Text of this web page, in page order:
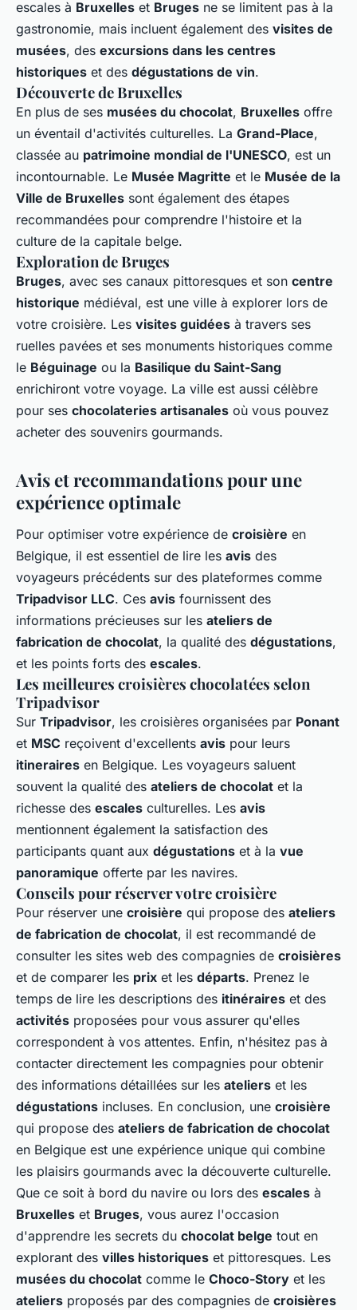
escales à Bruxelles et Bruges ne se limitent pas à la
gastronomie, mais incluent également des visites de
musées, des excursions dans les centres
historiques et des dégustations de vin.
Découverte de Bruxelles
En plus de ses musées du chocolat, Bruxelles offre
un éventail d'activités culturelles. La Grand-Place,
classée au patrimoine mondial de l'UNESCO, est un
incontournable. Le Musée Magritte et le Musée de la
Ville de Bruxelles sont également des étapes
recommandées pour comprendre l'histoire et la
culture de la capitale belge.
Exploration de Bruges
Bruges, avec ses canaux pittoresques et son centre
historique médiéval, est une ville à explorer lors de
votre croisière. Les visites guidées à travers ses
ruelles pavées et ses monuments historiques comme
le Béguinage ou la Basilique du Saint-Sang
enrichiront votre voyage. La ville est aussi célèbre
pour ses chocolateries artisanales où vous pouvez
acheter des souvenirs gourmands.
Avis et recommandations pour une
expérience optimale
Pour optimiser votre expérience de croisière en
Belgique, il est essentiel de lire les avis des
voyageurs précédents sur des plateformes comme
Tripadvisor LLC. Ces avis fournissent des
informations précieuses sur les ateliers de
fabrication de chocolat, la qualité des dégustations,
et les points forts des escales.
Les meilleures croisières chocolatées selon
Tripadvisor
Sur Tripadvisor, les croisières organisées par Ponant
et MSC reçoivent d'excellents avis pour leurs
itineraires en Belgique. Les voyageurs saluent
souvent la qualité des ateliers de chocolat et la
richesse des escales culturelles. Les avis
mentionnent également la satisfaction des
participants quant aux dégustations et à la vue
panoramique offerte par les navires.
Conseils pour réserver votre croisière
Pour réserver une croisière qui propose des ateliers
de fabrication de chocolat, il est recommandé de
consulter les sites web des compagnies de croisières
et de comparer les prix et les départs. Prenez le
temps de lire les descriptions des itinéraires et des
activités proposées pour vous assurer qu'elles
correspondent à vos attentes. Enfin, n'hésitez pas à
contacter directement les compagnies pour obtenir
des informations détaillées sur les ateliers et les
dégustations incluses. En conclusion, une croisière
qui propose des ateliers de fabrication de chocolat
en Belgique est une expérience unique qui combine
les plaisirs gourmands avec la découverte culturelle.
Que ce soit à bord du navire ou lors des escales à
Bruxelles et Bruges, vous aurez l'occasion
d'apprendre les secrets du chocolat belge tout en
explorant des villes historiques et pittoresques. Les
musées du chocolat comme le Choco-Story et les
ateliers proposés par des compagnies de croisières